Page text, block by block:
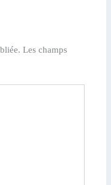
Les champs